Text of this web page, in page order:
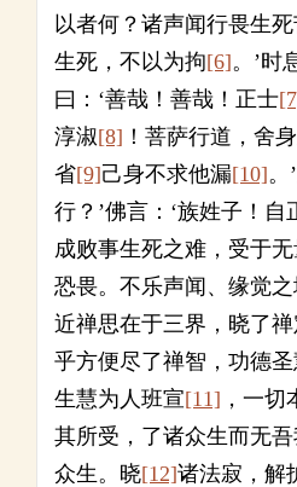
以者何？诸声闻行畏生
生死，不以为拘[6]。’时
曰：‘善哉！善哉！正士
淳淑[8] ！菩萨行道，舍
省[9]己身不求他漏[10]。
行？’佛言：‘族姓子！
成败事生死之难，受于
恐畏。不乐声闻、缘觉
近禅思在于三界，晓了
乎方便尽了禅智，功德
生慧为人班宣[11] ，一
其所受，了诸众生而无
众生。晓[12]诸法寂，解